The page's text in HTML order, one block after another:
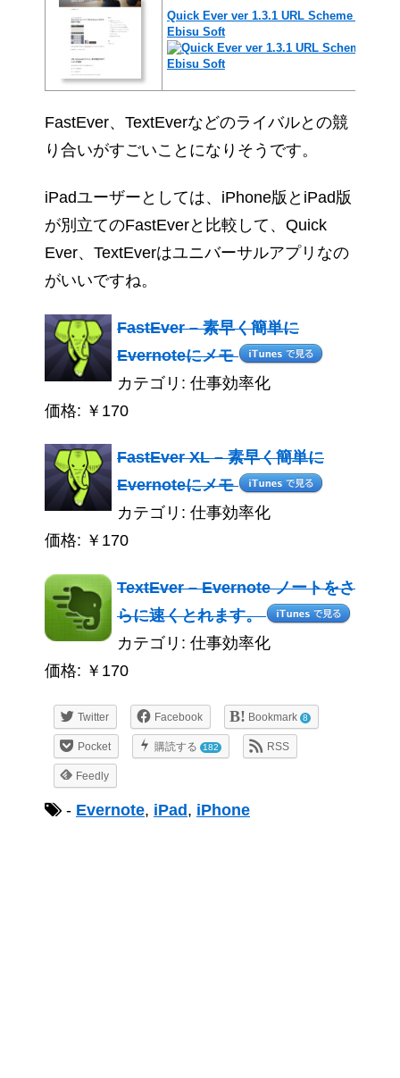
Quick Ever ver 1.3.1 URL Scheme に本文
Ebisu Soft
FastEver、TextEverなどのライバルとの競
り合いがすごいことになりそうです。
iPadユーザーとしては、iPhone版とiPad版
が別立てのFastEverと比較して、Quick
Ever、TextEverはユニバーサルアプリなの
がいいですね。
FastEver – 素早く簡単に
Evernoteにメモ
カテゴリ: 仕事効率化
価格: ￥170
FastEver XL – 素早く簡単に
Evernoteにメモ
カテゴリ: 仕事効率化
価格: ￥170
TextEver – Evernote ノートをさ
らに速くとれます。
カテゴリ: 仕事効率化
価格: ￥170
Twitter Facebook Bookmark 8
Pocket 購読する 182 RSS
Feedly
- Evernote, iPad , iPhone